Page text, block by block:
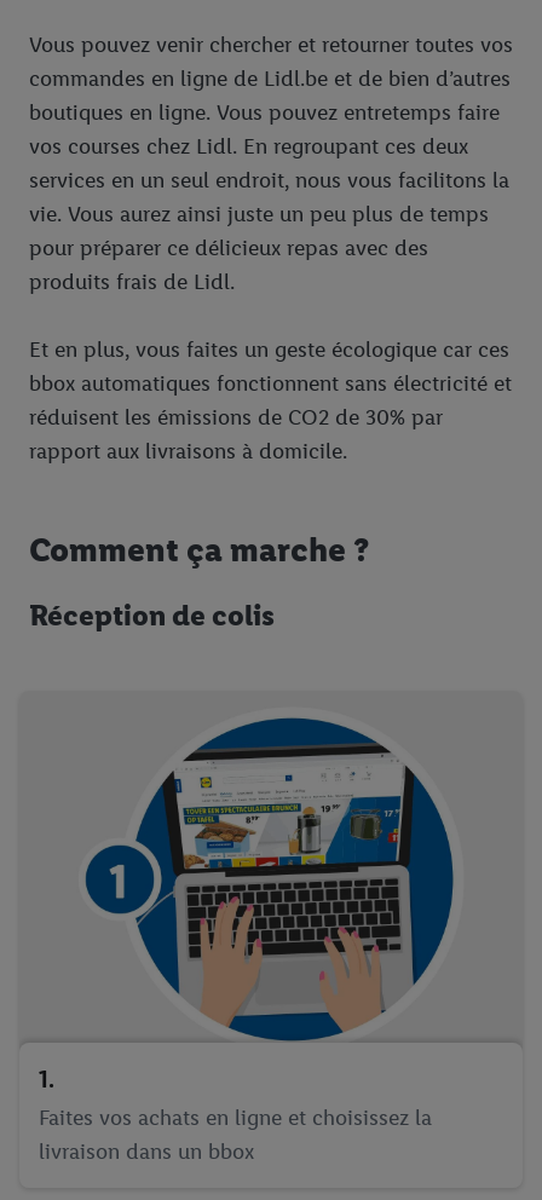
Vous pouvez venir chercher et retourner toutes vos
commandes en ligne de Lidl.be et de bien d’autres
boutiques en ligne. Vous pouvez entretemps faire
vos courses chez Lidl. En regroupant ces deux
services en un seul endroit, nous vous facilitons la
vie. Vous aurez ainsi juste un peu plus de temps
pour préparer ce délicieux repas avec des
produits frais de Lidl.
Et en plus, vous faites un geste écologique car ces
bbox automatiques fonctionnent sans électricité et
réduisent les émissions de CO2 de 30% par
rapport aux livraisons à domicile.
Comment ça marche ?
Réception de colis
1.
Faites vos achats en ligne et choisissez la
livraison dans un bbox